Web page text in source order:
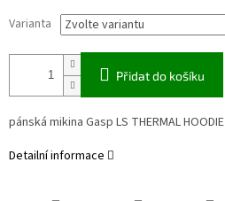
Varianta
Přidat do košíku
pánská mikina Gasp LS THERMAL HOODIE
Detailní informace